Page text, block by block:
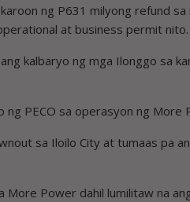
ng P631 milyong refund
at business permit nito.
kalbaryo ng mga Ilonggo sa
ng PECO sa operasyon ng More
sa Iloilo City at tumaas pa
More Power dahil lumilitaw na